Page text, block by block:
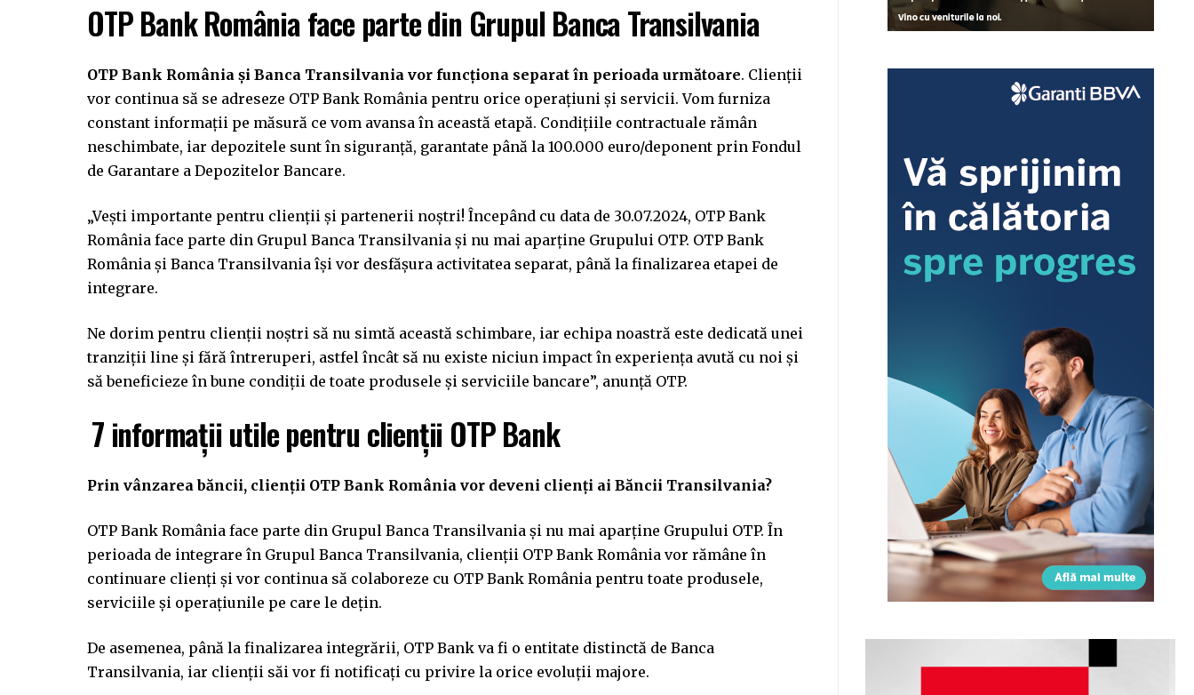
OTP Bank România face parte din Grupul Banca Transilvania
OTP Bank România și Banca Transilvania vor funcționa separat în perioada următoare. Clienții
vor continua să se adreseze OTP Bank România pentru orice operațiuni și servicii. Vom furniza
constant informații pe măsură ce vom avansa în această etapă. Condițiile contractuale rămân
neschimbate, iar depozitele sunt în siguranță, garantate până la 100.000 euro/deponent prin Fondul
de Garantare a Depozitelor Bancare.
„Vești importante pentru clienții și partenerii noștri! Începând cu data de 30.07.2024, OTP Bank
România face parte din Grupul Banca Transilvania și nu mai aparține Grupului OTP. OTP Bank
România și Banca Transilvania își vor desfășura activitatea separat, până la finalizarea etapei de
integrare.
Ne dorim pentru clienții noștri să nu simtă această schimbare, iar echipa noastră este dedicată unei
tranziții line și fără întreruperi, astfel încât să nu existe niciun impact în experiența avută cu noi și
să beneficieze în bune condiții de toate produsele și serviciile bancare”, anunță OTP.
7 informații utile pentru clienții OTP Bank
Prin vânzarea băncii, clienții OTP Bank România vor deveni clienți ai Băncii Transilvania?
OTP Bank România face parte din Grupul Banca Transilvania și nu mai aparține Grupului OTP. În
perioada de integrare în Grupul Banca Transilvania, clienții OTP Bank România vor rămâne în
continuare clienți și vor continua să colaboreze cu OTP Bank România pentru toate produsele,
serviciile și operațiunile pe care le dețin.
De asemenea, până la finalizarea integrării, OTP Bank va fi o entitate distinctă de Banca
Transilvania, iar clienții săi vor fi notificați cu privire la orice evoluții majore.